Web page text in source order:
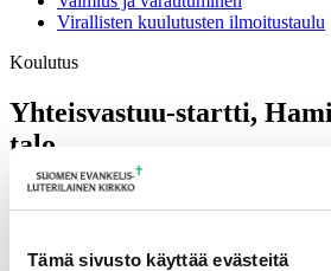
Tämä sivusto käyttää evästeitä
Virallisten kuulutusten ilmoitustaulu
Koulutus
Yhteisvastuu-startti,
talo
12.11.2020 Pikkuympyräkatu 34, Hamina,
Ilmoittautumisaika 21.08.2019 –
Koulutuspäivässä tutustutaan